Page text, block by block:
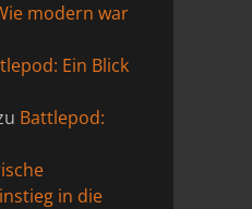
modern war
Ein Blick
Battlepod:
in die